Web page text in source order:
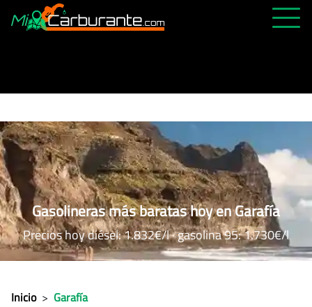
ABIERTAS 24H
ÚLTIMAS MATRÍCULAS
FAVORITAS
Gasolineras más baratas hoy en Garafía
Precios hoy diésel: 1.832€/l · gasolina 95: 1.730€/l
Inicio > Garafía